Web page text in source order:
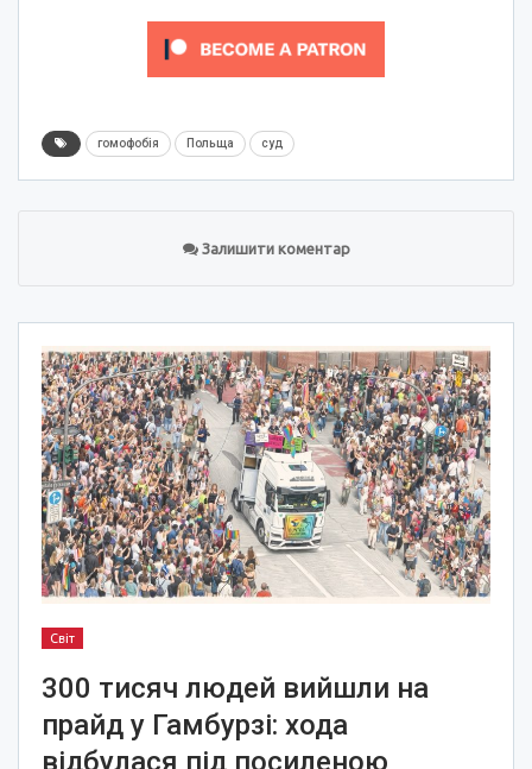
гомофобія Польща суд
Залишити коментар
Світ
300 тисяч людей вийшли на
прайд у Гамбурзі: хода
відбулася під посиленою